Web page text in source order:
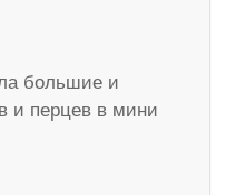
большие и
и перцев в мини